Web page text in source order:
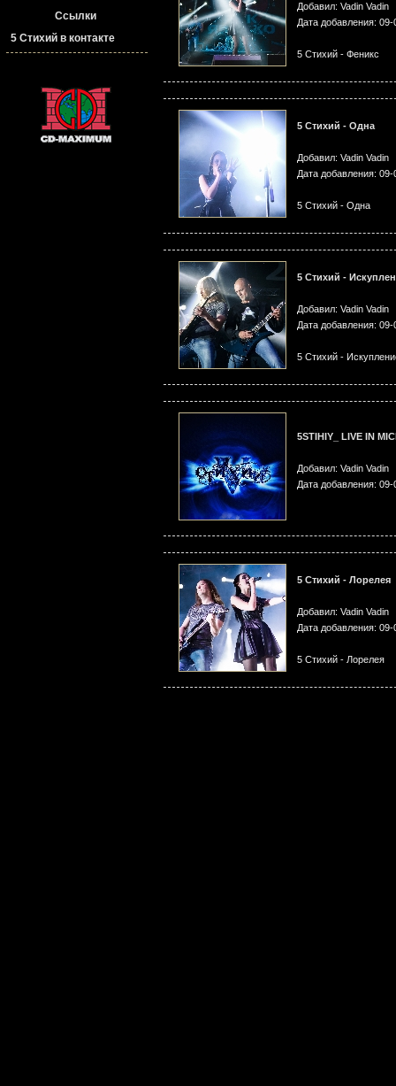
Добавил: Vadin Vadin
Дата добавления: 09-
5 Стихий - Феникс
5 Стихий - Одна
Добавил: Vadin Vadin
Дата добавления: 09-
5 Стихий - Одна
5 Стихий -
Добавил: Vadin Vadin
Дата добавления: 09-
5 Стихий -
5STIHIY_ LIVE IN
Добавил: Vadin Vadin
Дата добавления: 09-
5 Стихий - Лорелея
Добавил: Vadin Vadin
Дата добавления: 09-
5 Стихий - Лорелея
Ссылки
5 Стихий в контакте